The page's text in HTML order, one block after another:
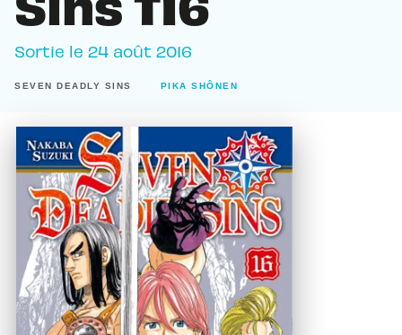
Sortie le 24 août 2016
SEVEN DEADLY SINS PIKA SHÔNEN